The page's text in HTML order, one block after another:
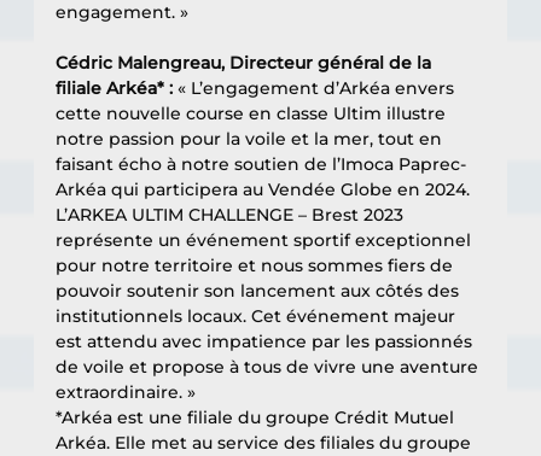
engagement. »
Cédric Malengreau, Directeur général de la
filiale Arkéa* : « L’engagement d’Arkéa envers
cette nouvelle course en classe Ultim illustre
notre passion pour la voile et la mer, tout en
faisant écho à notre soutien de l’Imoca Paprec-
Arkéa qui participera au Vendée Globe en 2024.
L’ARKEA ULTIM CHALLENGE – Brest 2023
représente un événement sportif exceptionnel
pour notre territoire et nous sommes fiers de
pouvoir soutenir son lancement aux côtés des
institutionnels locaux. Cet événement majeur
est attendu avec impatience par les passionnés
de voile et propose à tous de vivre une aventure
extraordinaire. »
*Arkéa est une filiale du groupe Crédit Mutuel
Arkéa. Elle met au service des filiales du groupe